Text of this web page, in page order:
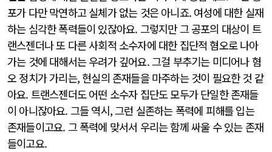
포가 다만 막연하고 실체가 없는 것은 아니죠. 여성에 대한 실재
하는 심각한 폭력들이 있잖아요. 그렇지만 그 공포의 대상이 트
랜스젠더나 또 다른 사회적 소수자에 대한 집단적 혐오로 나아
가는 것에 대해서는 우려가 깊어요. 그걸 부추기는 미디어나 혐
오 정치가 가리는, 현실의 존재들을 마주하는 것이 필요한 것 같
아요. 트랜스젠더도 어떤 소수자 집단도 모두가 단일한 존재들
이 아니잖아요. 그들 역시, 그런 실존하는 폭력에 피해를 입는
존재들이고요. 그 폭력에 맞서서 우리는 함께 싸울 수 있는 존재
들이고요.